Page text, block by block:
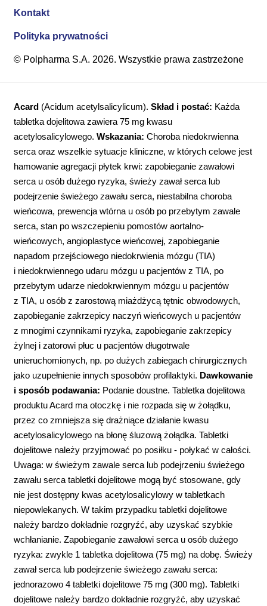
Kontakt
Polityka prywatności
© Polpharma S.A. 2026. Wszystkie prawa zastrzeżone
Acard (Acidum acetylsalicylicum).Skład i postać: Każda
tabletka dojelitowa zawiera 75 mg kwasu
acetylosalicylowego.Wskazania: Choroba niedokrwienna
serca oraz wszelkie sytuacje kliniczne, w których celowe jest
hamowanie agregacji płytek krwi: zapobieganie zawałowi
serca u osób dużego ryzyka, świeży zawał serca lub
podejrzenie świeżego zawału serca, niestabilna choroba
wieńcowa, prewencja wtórna u osób po przebytym zawale
serca, stan po wszczepieniu pomostów aortalno-
wieńcowych, angioplastyce wieńcowej, zapobieganie
napadom przejściowego niedokrwienia mózgu (TIA)
i niedokrwiennego udaru mózgu u pacjentów z TIA, po
przebytym udarze niedokrwiennym mózgu u pacjentów
z TIA, u osób z zarostową miażdżycą tętnic obwodowych,
zapobieganie zakrzepicy naczyń wieńcowych u pacjentów
z mnogimi czynnikami ryzyka, zapobieganie zakrzepicy
żylnej i zatorowi płuc u pacjentów długotrwale
unieruchomionych, np. po dużych zabiegach chirurgicznych
jako uzupełnienie innych sposobów profilaktyki. Dawkowanie
i sposób podawania: Podanie doustne. Tabletka dojelitowa
produktu Acard ma otoczkę i nie rozpada się w żołądku,
przez co zmniejsza się drażniące działanie kwasu
acetylosalicylowego na błonę śluzową żołądka. Tabletki
dojelitowe należy przyjmować po posiłku - połykać w całości.
Uwaga: w świeżym zawale serca lub podejrzeniu świeżego
zawału serca tabletki dojelitowe mogą być stosowane, gdy
nie jest dostępny kwas acetylosalicylowy w tabletkach
niepowlekanych. W takim przypadku tabletki dojelitowe
należy bardzo dokładnie rozgryźć, aby uzyskać szybkie
wchłanianie. Zapobieganie zawałowi serca u osób dużego
ryzyka: zwykle 1 tabletka dojelitowa (75 mg) na dobę. Świeży
zawał serca lub podejrzenie świeżego zawału serca:
jednorazowo 4 tabletki dojelitowe 75 mg (300 mg). Tabletki
dojelitowe należy bardzo dokładnie rozgryźć, aby uzyskać